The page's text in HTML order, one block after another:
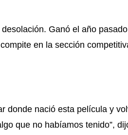
Ganó el año
en la sección
donde nació esta película y
que no habíamos tenido”,